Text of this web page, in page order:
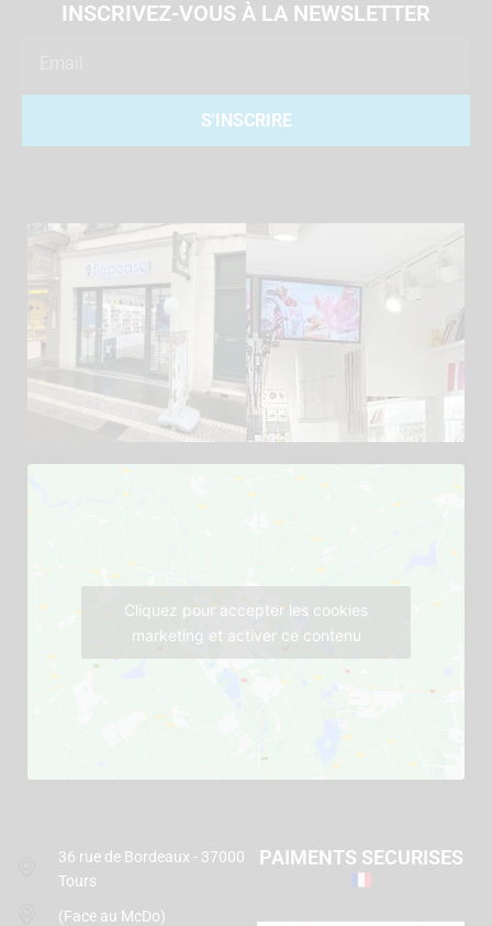
INSCRIVEZ-VOUS À LA NEWSLETTER
S'INSCRIRE
Cliquez pour accepter les cookies
marketing et activer ce contenu
36 rue de Bordeaux - 37000
Tours
(Face au McDo)
PAIMENTS SECURISES